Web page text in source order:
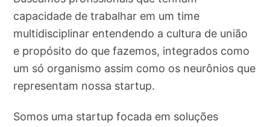
capacidade de trabalhar em um time
multidisciplinar entendendo a cultura de união
e propósito do que fazemos, integrados como
um só organismo assim como os neurônios que
representam nossa startup.
Somos uma startup focada em soluções